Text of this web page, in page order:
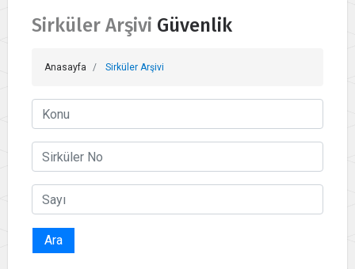
Sirküler Arşivi Güvenlik
Anasayfa Sirküler Arşivi
Ara